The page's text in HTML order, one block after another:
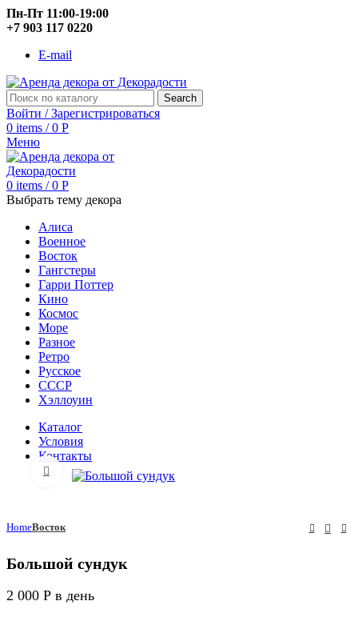
Пн-Пт 11:00-19:00
+7 903 117 0220
E-mail
Search
Войти / Зарегистрироваться
0 items / 0 Р
Меню
0 items / 0 Р
Выбрать тему декора
Алиса
Военное
Восток
Гангстеры
Гарри Поттер
Кино
Космос
Море
Разное
Ретро
Русское
СССР
Хэллоуин
Каталог
Условия
Контакты
Click to enlarge
HomeВосток
Большой сундук
2 000 Р в день